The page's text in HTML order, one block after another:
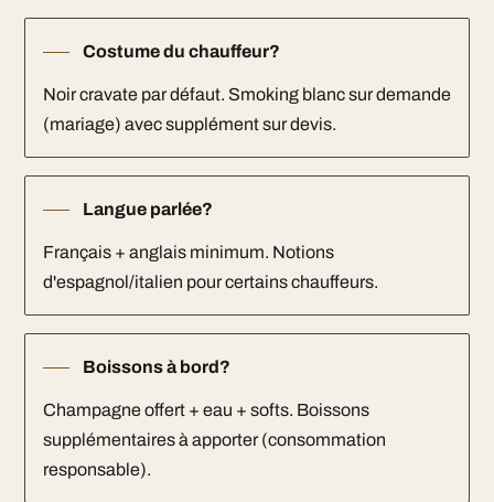
Costume du chauffeur?
Noir cravate par défaut. Smoking blanc sur demande
(mariage) avec supplément sur devis.
Langue parlée?
Français + anglais minimum. Notions
d'espagnol/italien pour certains chauffeurs.
Boissons à bord?
Champagne offert + eau + softs. Boissons
supplémentaires à apporter (consommation
responsable).